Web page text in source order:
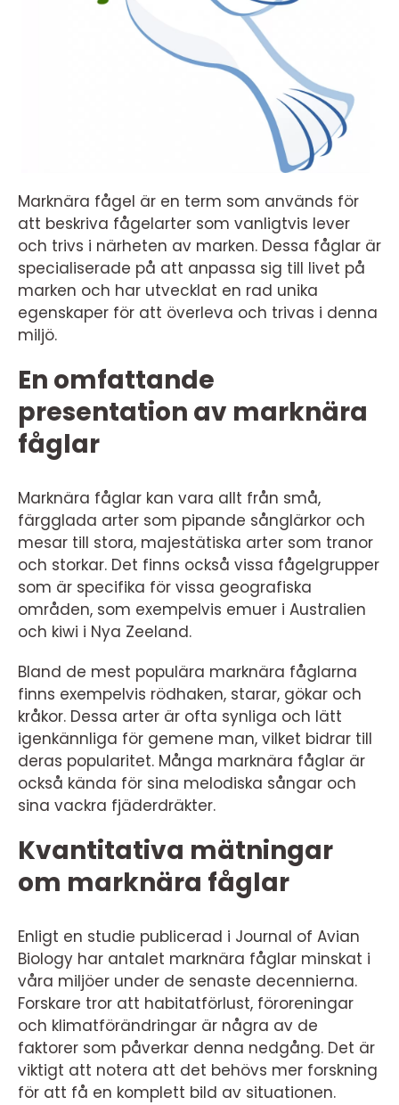
Marknära fågel är en term som används för
att beskriva fågelarter som vanligtvis lever
och trivs i närheten av marken. Dessa fåglar är
specialiserade på att anpassa sig till livet på
marken och har utvecklat en rad unika
egenskaper för att överleva och trivas i denna
miljö.
En omfattande
presentation av marknära
fåglar
Marknära fåglar kan vara allt från små,
färgglada arter som pipande sånglärkor och
mesar till stora, majestätiska arter som tranor
och storkar. Det finns också vissa fågelgrupper
som är specifika för vissa geografiska
områden, som exempelvis emuer i Australien
och kiwi i Nya Zeeland.
Bland de mest populära marknära fåglarna
finns exempelvis rödhaken, starar, gökar och
kråkor. Dessa arter är ofta synliga och lätt
igenkännliga för gemene man, vilket bidrar till
deras popularitet. Många marknära fåglar är
också kända för sina melodiska sångar och
sina vackra fjäderdräkter.
Kvantitativa mätningar
om marknära fåglar
Enligt en studie publicerad i Journal of Avian
Biology har antalet marknära fåglar minskat i
våra miljöer under de senaste decennierna.
Forskare tror att habitatförlust, föroreningar
och klimatförändringar är några av de
faktorer som påverkar denna nedgång. Det är
viktigt att notera att det behövs mer forskning
för att få en komplett bild av situationen.